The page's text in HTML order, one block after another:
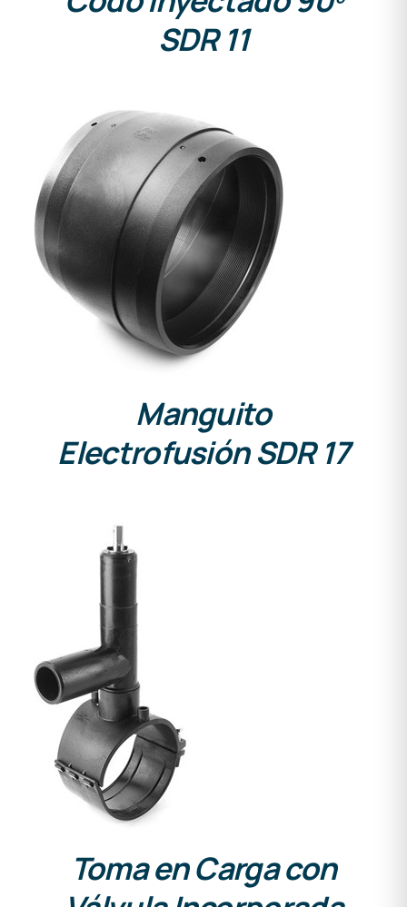
SDR 11
DETALLES
Manguito
Electrofusión SDR 17
DETALLES
Toma en Carga con